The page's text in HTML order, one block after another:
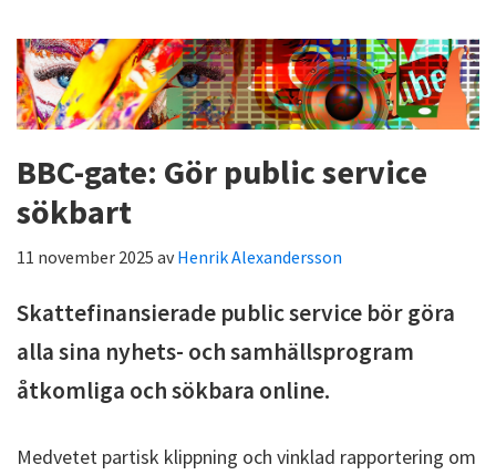
BBC-gate: Gör public service
sökbart
11 november 2025 avHenrik Alexandersson
Skattefinansierade public service bör göra
alla sina nyhets- och samhällsprogram
åtkomliga och sökbara online.
Medvetet partisk klippning och vinklad rapportering om